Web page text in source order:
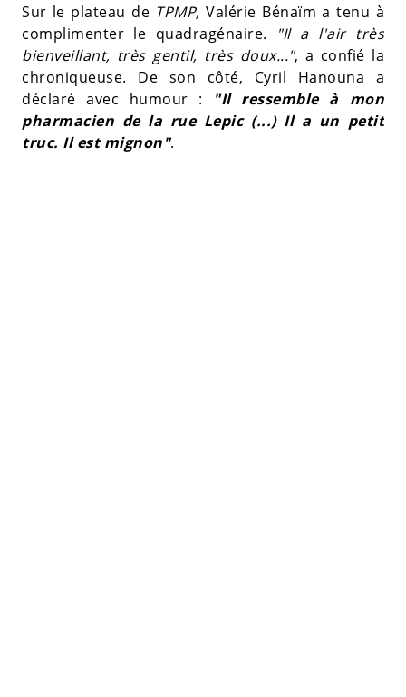
Sur le plateau de TPMP, Valérie Bénaïm a tenu à
complimenter le quadragénaire.
"Il a l'air très
bienveillant, très gentil, très doux...", a confié la
chroniqueuse. De son côté, Cyril Hanouna a
déclaré avec humour :
"Il ressemble à mon
pharmacien de la rue Lepic (...) Il a un petit
truc. Il est mignon".